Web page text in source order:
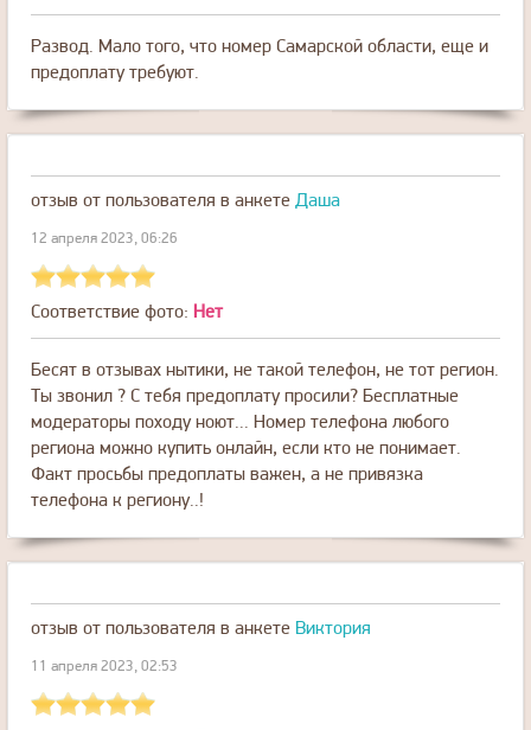
Развод. Мало того, что номер Самарской области, еще и
предоплату требуют.
отзыв от пользователя в анкете Даша
12 апреля 2023, 06:26
Соответствие фото: Нет
Бесят в отзывах нытики, не такой телефон, не тот регион.
Ты звонил ? С тебя предоплату просили? Бесплатные
модераторы походу ноют... Номер телефона любого
региона можно купить онлайн, если кто не понимает.
Факт просьбы предоплаты важен, а не привязка
телефона к региону..!
отзыв от пользователя в анкете Виктория
11 апреля 2023, 02:53